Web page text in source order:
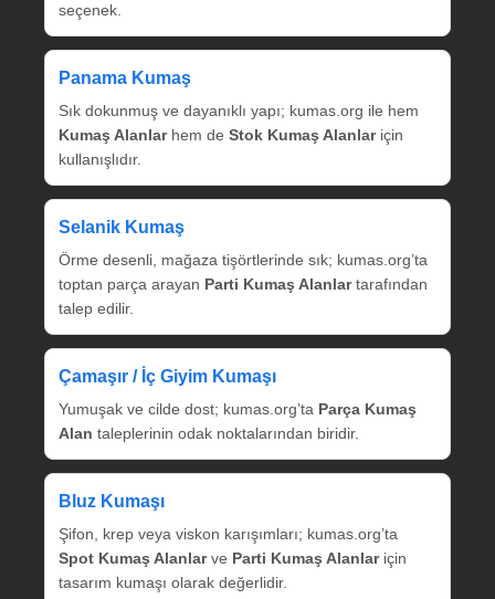
seçenek.
Panama Kumaş
Sık dokunmuş ve dayanıklı yapı; kumas.org ile hem
Kumaş Alanlarhem de Stok Kumaş Alanlariçin
kullanışlıdır.
Selanik Kumaş
Örme desenli, mağaza tişörtlerinde sık; kumas.org’ta
toptan parça arayan Parti Kumaş Alanlartarafından
talep edilir.
Çamaşır / İç Giyim Kumaşı
Yumuşak ve cilde dost; kumas.org’ta Parça Kumaş
Alan taleplerinin odak noktalarından biridir.
Bluz Kumaşı
Şifon, krep veya viskon karışımları; kumas.org’ta
Spot Kumaş Alanlarve Parti Kumaş Alanlariçin
tasarım kumaşı olarak değerlidir.